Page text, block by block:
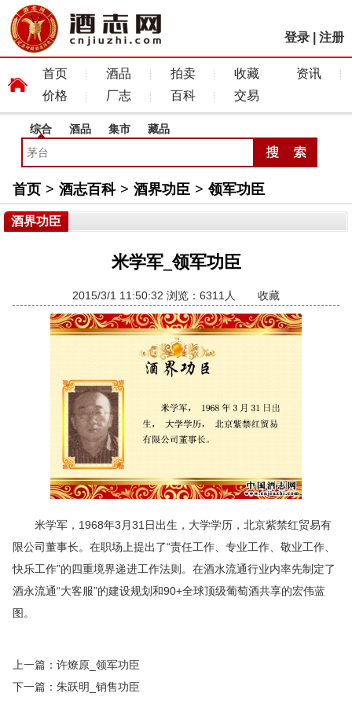
登录 注册
首页 酒品 拍卖 收藏
资讯
价格
厂志 百科 交易
综合 酒品 集市 藏品
首页 > 酒志百科 > 酒界功臣 > 领军功臣
酒界功臣
米学军_领军功臣
2015/3/1 11:50:32 浏览：6311人 收藏
米学军，1968年3月31日出生，大学学历，北京紫禁红贸易有
限公司董事长。在职场上提出了“责任工作、专业工作、敬业工作、
快乐工作”的四重境界递进工作法则。在酒水流通行业内率先制定了
酒永流通“大客服”的建设规划和90+全球顶级葡萄酒共享的宏伟蓝
图。
上一篇： 许燎原_领军功臣
下一篇： 朱跃明_销售功臣